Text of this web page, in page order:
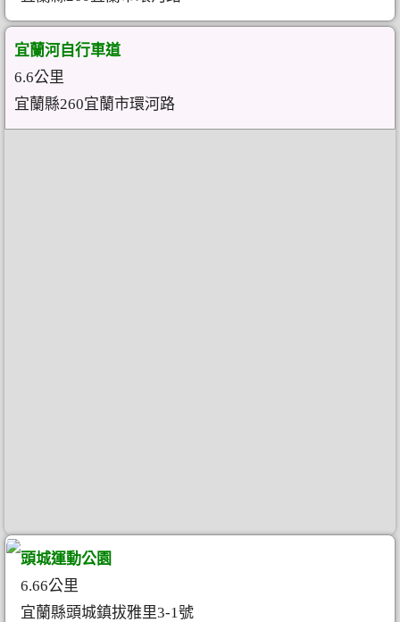
宜蘭河自行車道
6.6公里
宜蘭縣260宜蘭市環河路
頭城運動公園
6.66公里
宜蘭縣頭城鎮拔雅里3-1號